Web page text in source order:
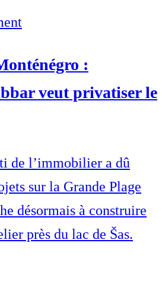
:
veut privatiser le
de l’immobilier a dû
sur la Grande Plage
désormais à construire
près du lac de Šas.